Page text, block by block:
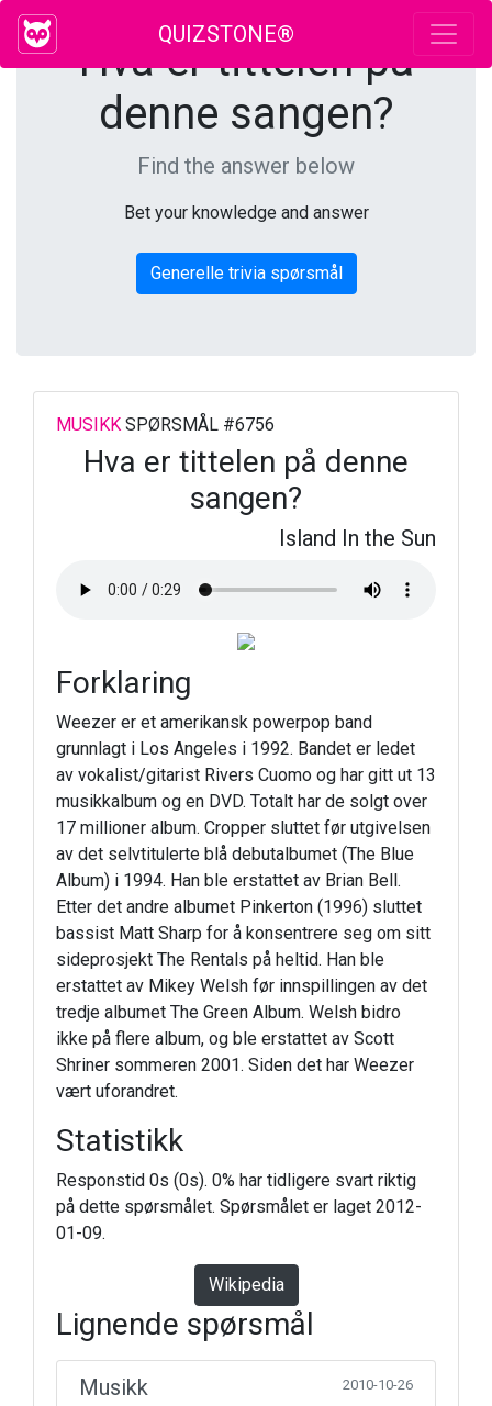
QUIZSTONE®
Hva er tittelen på
denne sangen?
Find the answer below
Bet your knowledge and answer
Generelle trivia spørsmål
MUSIKK SPØRSMÅL #6756
Hva er tittelen på denne
sangen?
Island In the Sun
Forklaring
Weezer er et amerikansk powerpop band
grunnlagt i Los Angeles i 1992. Bandet er ledet
av vokalist/gitarist Rivers Cuomo og har gitt ut 13
musikkalbum og en DVD. Totalt har de solgt over
17 millioner album. Cropper sluttet før utgivelsen
av det selvtitulerte blå debutalbumet (The Blue
Album) i 1994. Han ble erstattet av Brian Bell.
Etter det andre albumet Pinkerton (1996) sluttet
bassist Matt Sharp for å konsentrere seg om sitt
sideprosjekt The Rentals på heltid. Han ble
erstattet av Mikey Welsh før innspillingen av det
tredje albumet The Green Album. Welsh bidro
ikke på flere album, og ble erstattet av Scott
Shriner sommeren 2001. Siden det har Weezer
vært uforandret.
Statistikk
Responstid 0s (0s). 0% har tidligere svart riktig
på dette spørsmålet. Spørsmålet er laget 2012-
01-09.
Wikipedia
Lignende spørsmål
Musikk 2010-10-26